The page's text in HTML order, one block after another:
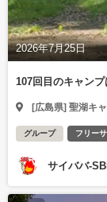
2026年7月25日
107回目のキャン
[広島県] 聖湖キ
グループ フリー
サイババ-